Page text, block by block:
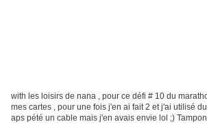
with les loisirs de nana , pour ce défi # 10 du
mes cartes , pour une fois j'en ai fait 2 et j'ai utilisé
aps pété un cable mais j'en avais envie lol ;)